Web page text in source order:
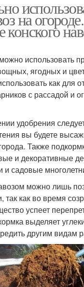
на огороде.
использовать
ягодных и
как для
с рассадой и
удобрения
вы будете
Также
и декоративные
и садовые
можно лишь
так как во время
успеет
выделяет
другим видам